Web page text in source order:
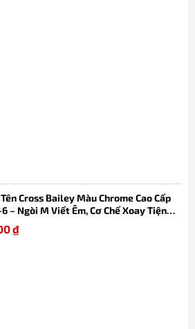
Cross Bailey Màu Chrome Cao Cấp
– Ngòi M Viết Êm, Cơ Chế Xoay Tiện
Dễ Dàng Kèm Hộp
₫